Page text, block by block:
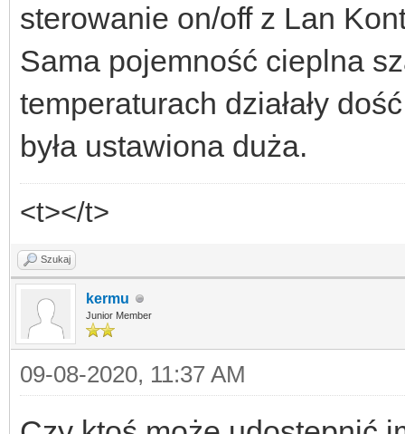
sterowanie on/off z Lan
Sama pojemność cieplna
temperaturach działały
była ustawiona duża.
<t></t>
Szukaj
kermu
Junior Member
09-08-2020, 11:37 AM